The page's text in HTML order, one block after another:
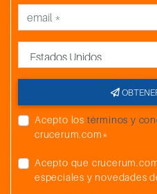
Acepto los términos y
crucerum.com*
Acepto que
especiales y novedades